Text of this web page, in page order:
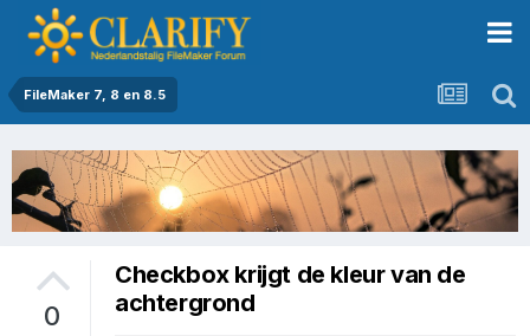
FileMaker 7, 8 en 8.5
0
Checkbox krijgt de kleur van de
achtergrond